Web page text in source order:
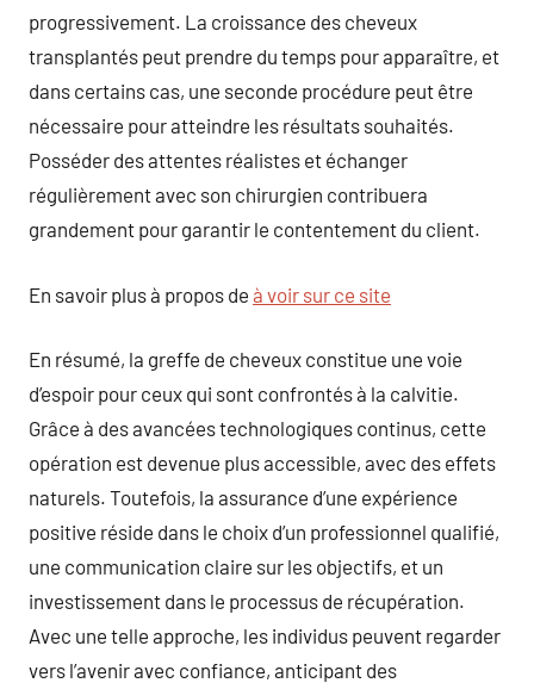
progressivement. La croissance des cheveux
transplantés peut prendre du temps pour apparaître, et
dans certains cas, une seconde procédure peut être
nécessaire pour atteindre les résultats souhaités.
Posséder des attentes réalistes et échanger
régulièrement avec son chirurgien contribuera
grandement pour garantir le contentement du client.
En savoir plus à propos de à voir sur ce site
En résumé, la greffe de cheveux constitue une voie
d’espoir pour ceux qui sont confrontés à la calvitie.
Grâce à des avancées technologiques continus, cette
opération est devenue plus accessible, avec des effets
naturels. Toutefois, la assurance d’une expérience
positive réside dans le choix d’un professionnel qualifié,
une communication claire sur les objectifs, et un
investissement dans le processus de récupération.
Avec une telle approche, les individus peuvent regarder
vers l’avenir avec confiance, anticipant des